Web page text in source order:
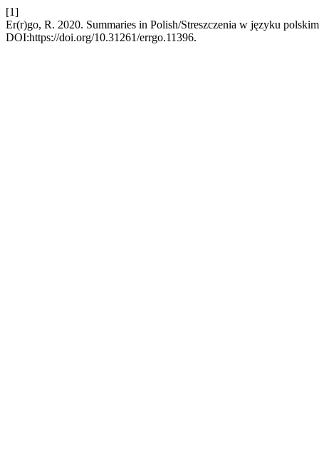
[1]
Er(r)go, R. 2020. Summaries in Polish/Streszczenia w języku
DOI:https://doi.org/10.31261/errgo.11396.